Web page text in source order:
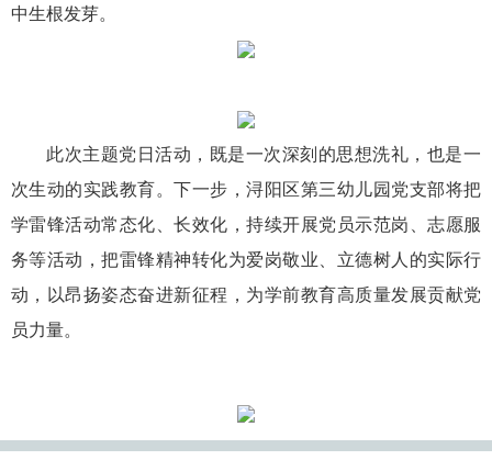
中生根发芽。
此次主题党日活动，既是一次深刻的思想洗礼，也是一
次生动的实践教育。下一步，浔阳区第三幼儿园党支部将把
学雷锋活动常态化、长效化，持续开展党员示范岗、志愿服
务等活动，把雷锋精神转化为爱岗敬业、立德树人的实际行
动，以昂扬姿态奋进新征程，为学前教育高质量发展贡献党
员力量。